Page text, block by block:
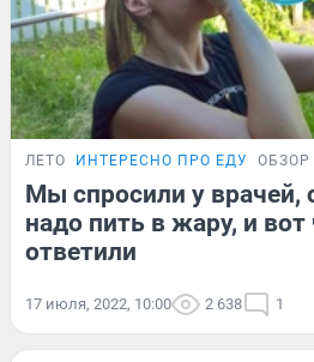
ЛЕТО ИНТЕРЕСНО ПРО ЕДУ ОБЗОР
Мы спросили у врачей,
надо пить в жару, и вот
ответили
17 июля, 2022, 10:00 2 638 1